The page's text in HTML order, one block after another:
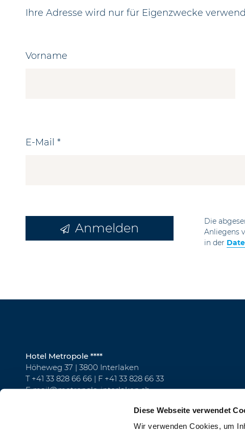
Diese Webseite verwendet
Wir verwenden Cookies, um
Ihre Adresse wird nur für Eigenzwecke
Vorname
E-Mail *
Anmelden
Die
Anliegens
in der
Hotel Metropole ****
Höheweg 37 | 3800 Interlaken
T +41 33 828 66 66 | F +41 33 828 66 33
Email@metropole-interlaken.ch